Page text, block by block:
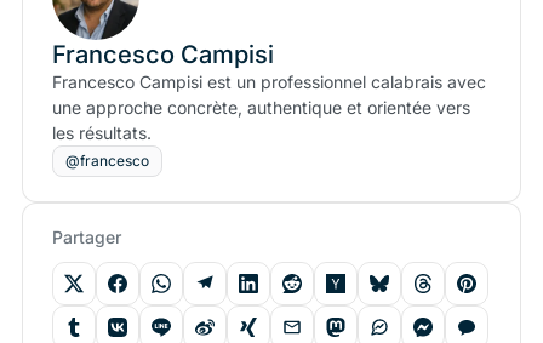
Francesco Campisi
Francesco Campisi est un professionnel calabrais avec
une approche concrète, authentique et orientée vers
les résultats.
@francesco
Partager